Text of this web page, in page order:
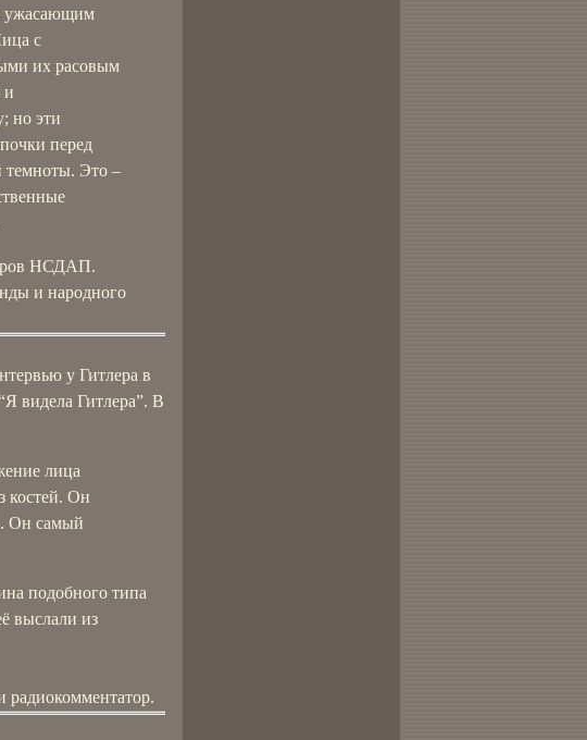
ужасающим
с
их расовым
и
но эти
перед
темноты. Это –
НСДАП.
и народного
у Гитлера в
видела Гитлера”. В
лица
костей. Он
Он самый
подобного типа
выслали из
радиокомментатор.